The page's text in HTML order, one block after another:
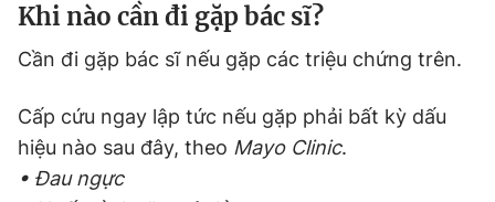
Khi nào cần đi gặp bác sĩ?
Cần đi gặp bác sĩ nếu gặp các triệu chứng trên.
Cấp cứu ngay lập tức nếu gặp phải bất kỳ dấu
hiệu nào sau đây, theo Mayo Clinic.
• Đau ngực